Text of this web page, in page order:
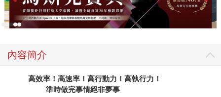
內容簡介
高效率！高速率！高行動力！高執行力！
準時做完事情絕非夢事